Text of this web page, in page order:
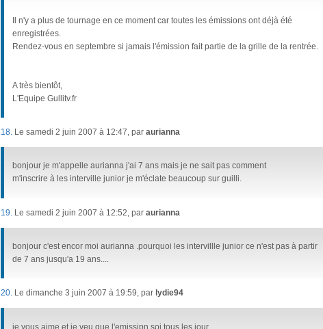
Il n'y a plus de tournage en ce moment car toutes les émissions ont déjà été
enregistrées.
Rendez-vous en septembre si jamais l'émission fait partie de la grille de la rentrée.
A très bientôt,
L'Equipe Gullitv.fr
18. Le samedi 2 juin 2007 à 12:47, par aurianna
bonjour je m'appelle aurianna j'ai 7 ans mais je ne sait pas comment
m'inscrire à les interville junior je m'éclate beaucoup sur guilli.
19. Le samedi 2 juin 2007 à 12:52, par aurianna
bonjour c'est encor moi aurianna .pourquoi les intervillle junior ce n'est pas à partir
de 7 ans jusqu'a 19 ans....
20. Le dimanche 3 juin 2007 à 19:59, par lydie94
je vous aime et je veu que l'emissipn soi tous les jour